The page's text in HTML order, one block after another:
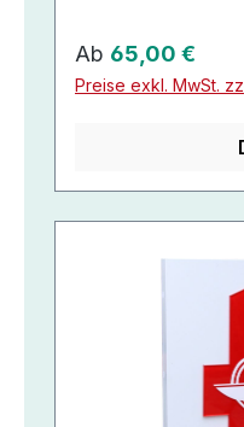
Regulärer Preis:
Ab 65,00 €
Preise exkl. MwSt.